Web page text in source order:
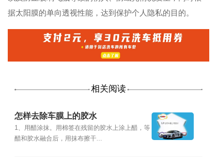
据太阳膜的单向透视性能，达到保护个人隐私的目的。
相关阅读
怎样去除车膜上的胶水
1、用醋涂抹。用棉签在残留的胶水上涂上醋，等
醋和胶水融合后，用抹布擦干...